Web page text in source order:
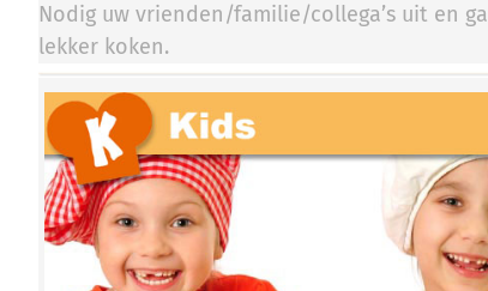
Nodig uw vrienden/familie/collega’s uit en ga
lekker koken.